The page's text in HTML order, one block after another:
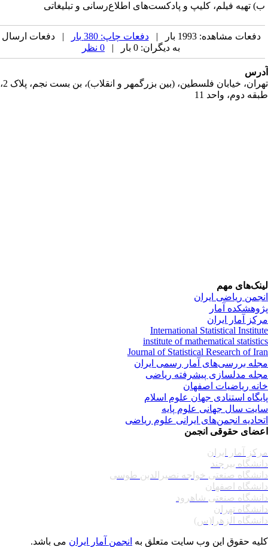
تهیه فیلم، کلیپ و پادکست‌های اطلاع‌رسانی و تبلیغاتی
دفعات مشاهده: 1993 بار | دفعات چاپ: 380 بار
| دفعات ارسال
به دیگران: 0 بار |
تهران، خیابان فلسطین، (بین بزرگمهر و انقلاب)، بن بست نجم، پلاک 2،
دوم، واحد 11
مهم
ریاضی ایران
آمار
آمار ایران
International Statistical
institute of mathematical
Journal of Statistical Research of
بررسی‌های آمار رسمی ایران
مدلسازی پیشرفته ریاضی
ریاضیات اصفهان
استنادی جهان علوم اسلام
سال جهانی علوم پایه
انجمن‌های ایرانی علوم ریاضی
حقوقی انجمن
آمار ایران
بیرجند
صنعتی خواجه نصیرالدین طوسی
اصفهان
صنعتی شاهرود
تهران
الزهرا(س)
حقوق این وب سایت متعلق بهانجمن آمار ایرانمی باشد.